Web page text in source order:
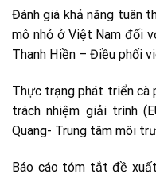
Đánh giá khả năng tuân
mô nhỏ ở Việt Nam đối
Thanh Hiền – Điều phối
Thực trạng phát triển cà
trách nhiệm giải trình
Quang- Trung tâm môi
Báo cáo tóm tắt đề